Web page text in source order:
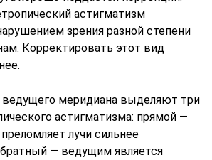
астигматизм
зрения разной степени
Корректировать этот вид
меридиана выделяют три
астигматизма: прямой —
лучи сильнее
— ведущим является